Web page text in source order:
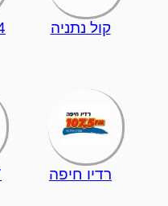
קול נתניה
רדיו חיפה